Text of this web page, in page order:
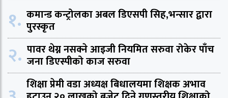
१. कमान्ड कन्ट्रोलका अबल डिएसपी सिह,भन्सार द्वारा
पुरस्कृत
२. पावर थेग्न नसक्ने आइजी नियमित सरुवा रोकेर पाँच
जना डिएस्पीको काज सरुवा
शिक्षा प्रेमी वडा अध्यक्ष बिधालयमा शिक्षक अभाव